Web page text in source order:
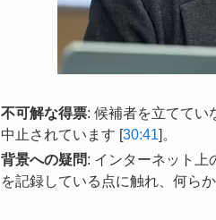
不可解な得票: 候補者を立ててい
中止されています [30:41]。
背景への疑問: インターネット上
を記録している点に触れ、何ら